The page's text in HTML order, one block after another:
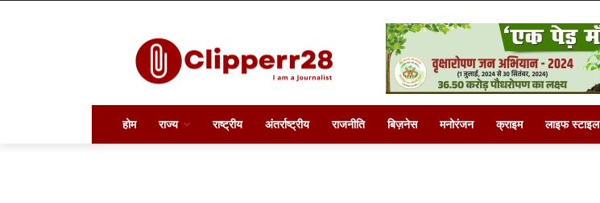
होम राज्य राष्ट्रीय अंतर्राष्ट्रीय राजनीति बिज़नेस मनोरंजन क्राइम लाइफ स्टाइल